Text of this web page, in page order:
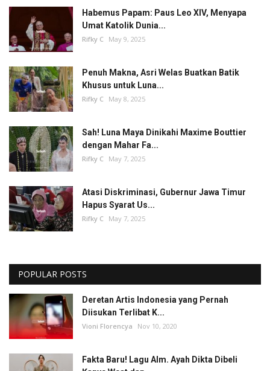
Habemus Papam: Paus Leo XIV, Menyapa
Umat Katolik Dunia...
Rifky C May 9, 2025
Penuh Makna, Asri Welas Buatkan Batik
Khusus untuk Luna...
Rifky C May 8, 2025
Sah! Luna Maya Dinikahi Maxime Bouttier
dengan Mahar Fa...
Rifky C May 7, 2025
Atasi Diskriminasi, Gubernur Jawa Timur
Hapus Syarat Us...
Rifky C May 7, 2025
POPULAR POSTS
Deretan Artis Indonesia yang Pernah
Diisukan Terlibat K...
Vioni Florencya Nov 10, 2020
Fakta Baru! Lagu Alm. Ayah Dikta Dibeli